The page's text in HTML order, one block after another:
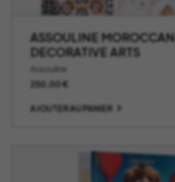
ASSOULINE MOROCCAN
DECORATIVE ARTS
Assouline
250,00€
AJOUTER AU PANIER